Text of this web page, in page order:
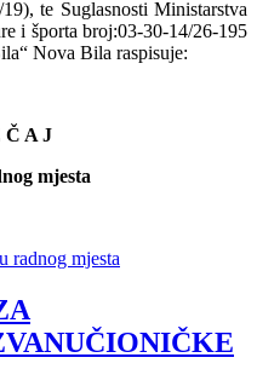
, te Suglasnosti Ministarstva
i športa broj:03-30-14/26-195
Nova Bila raspisuje:
Č A J
mjesta
radnog mjesta